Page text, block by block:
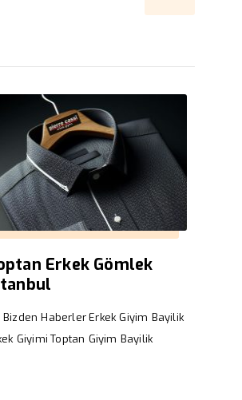
Erkek Gömlek
Bizden HaberlerErkek Giyim Bayilik
Giyimi Toptan Giyim Bayilik